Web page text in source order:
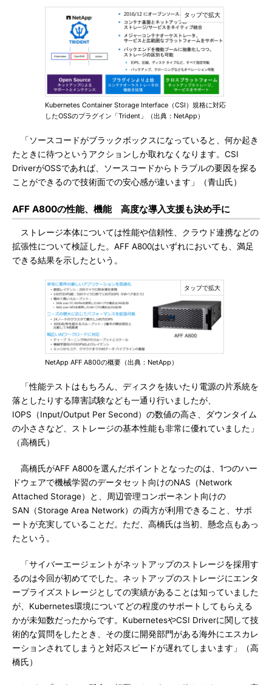
Kubernetes Container Storage Interface（CSI）規格に対応
したOSSのプラグイン「Trident」（出典：NetApp）
「ソースコードがブラックボックスになっていると、何か起き
たときに待つというアクションしか取れなくなります。CSI
DriverがOSSであれば、ソースコードからトラブルの要因を探る
ことができるので技術面での安心感が違います」（青山氏）
AFF A800の性能、機能 高度な導入支援も決め手に
ストレージ本体については性能や信頼性、クラウド連携などの
拡張性について検証した。AFF A800はいずれにおいても、満足
できる結果を示したという。
NetApp AFF A800の概要（出典：NetApp）
「性能テストはもちろん、ディスクを抜いたり電源の片系統を
落としたりする障害試験なども一通り行いましたが、
IOPS（Input/Output Per Second）の数値の高さ、ダウンタイム
の小ささなど、ストレージの基本性能も非常に優れていました」
（高橋氏）
高橋氏がAFF A800を選んだポイントとなったのは、1つのハー
ドウェアで機械学習のデータセット向けのNAS（Network
Attached Storage）と、周辺管理コンポーネント向けの
SAN（Storage Area Network）の両方が利用できること、サポ
ートが充実していることだ。ただ、高橋氏は当初、懸念点もあっ
たという。
「サイバーエージェントがネットアップのストレージを採用す
るのは今回が初めてでした。ネットアップのストレージにエンタ
ープライズストレージとしての実績があることは知っていました
が、Kubernetes環境についてどの程度のサポートしてもらえる
かが未知数だったからです。KubernetesやCSI Driverに関して技
術的な質問をしたとき、その度に開発部門がある海外にエスカレ
ーションされてしまうと対応スピードが遅れてしまいます」（高
橋氏）